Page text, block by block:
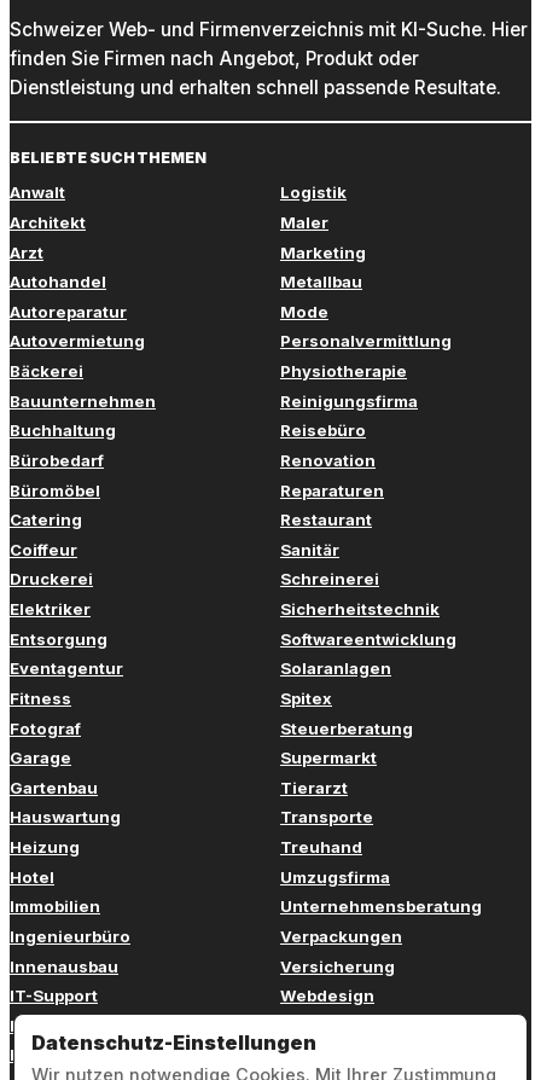
Schweizer Web- und Firmenverzeichnis mit KI-Suche. Hier
finden Sie Firmen nach Angebot, Produkt oder
Dienstleistung und erhalten schnell passende Resultate.
BELIEBTE SUCHTHEMEN
Anwalt
Architekt
Arzt
Autohandel
Autoreparatur
Autovermietung
Bäckerei
Bauunternehmen
Buchhaltung
Bürobedarf
Büromöbel
Catering
Coiffeur
Druckerei
Elektriker
Entsorgung
Eventagentur
Fitness
Fotograf
Garage
Gartenbau
Hauswartung
Heizung
Hotel
Immobilien
Ingenieurbüro
Innenausbau
IT-Support
Kinderbetreuung
Kosmetik
Logistik
Maler
Marketing
Metallbau
Mode
Personalvermittlung
Physiotherapie
Reinigungsfirma
Reisebüro
Renovation
Reparaturen
Restaurant
Sanitär
Schreinerei
Sicherheitstechnik
Softwareentwicklung
Solaranlagen
Spitex
Steuerberatung
Supermarkt
Tierarzt
Transporte
Treuhand
Umzugsfirma
Unternehmensberatung
Verpackungen
Versicherung
Webdesign
Zahnarzt
Datenschutz-Einstellungen
Wir nutzen notwendige Cookies. Mit Ihrer Zustimmung